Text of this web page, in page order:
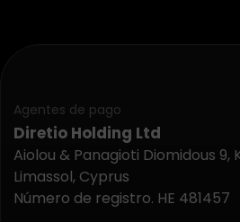
Agentes de pago
Diretio Holding Ltd
Aiolou & Panagioti Diomidous 9,
Limassol, Cyprus
Número de registro. HE 481457